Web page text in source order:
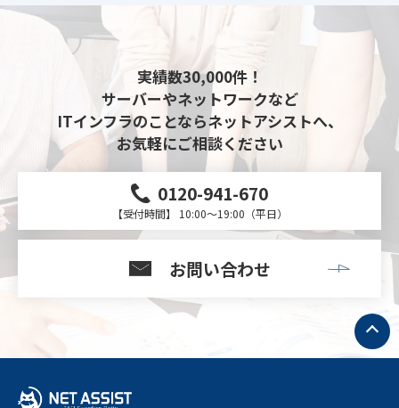
実績数30,000件！
サーバーやネットワークなど
ITインフラのことならネットアシストへ、
お気軽にご相談ください
0120-941-670
【受付時間】 10:00～19:00（平日）
お問い合わせ
ト
ッ
プ
へ